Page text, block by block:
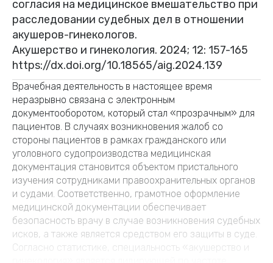
согласия на медицинское вмешательство при
расследовании судебных дел в отношении
акушеров-гинекологов.
Акушерство и гинекология. 2024; 12: 157-165
https://dx.doi.org/10.18565/aig.2024.139
Врачебная деятельность в настоящее время
неразрывно связана с электронным
документооборотом, который стал «прозрачным» для
пациентов. В случаях возникновения жалоб со
стороны пациентов в рамках гражданского или
уголовного судопроизводства медицинская
документация становится объектом пристального
изучения сотрудниками правоохранительных органов
и судами. Соответственно, грамотное оформление
медицинской документации обеспечивает
безопасность врачу в случае возникновения судебных
исков, а также является средством его защиты в суде.
Согласно статистике, специальность «акушерство и